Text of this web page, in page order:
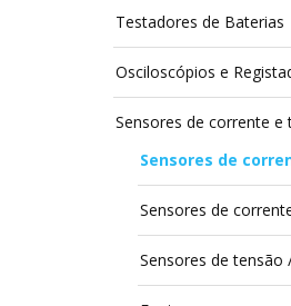
Testadores de Baterias
Osciloscópios e
Sensores de corrente e
Sensores de
Sensores de
Sensores de tensão